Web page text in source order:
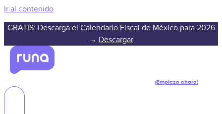
Ir al contenido
GRATIS: Descarga el Calendario Fiscal de México para 2026
→ Descargar
¡Empieza ahora!